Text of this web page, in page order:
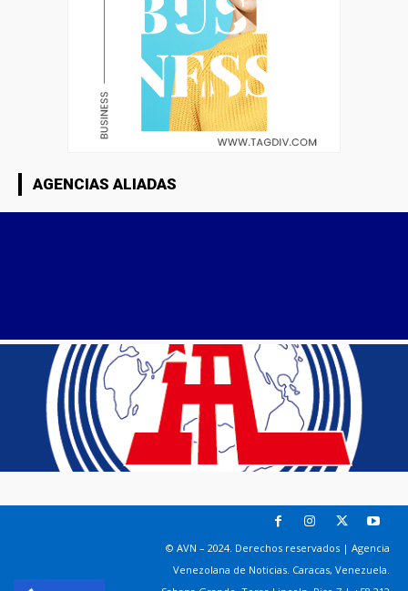
AGENCIAS ALIADAS
© AVN – 2024. Derechos reservados | Agencia
Venezolana de Noticias. Caracas, Venezuela.